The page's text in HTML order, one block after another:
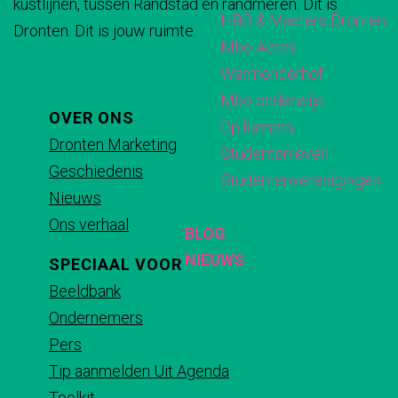
HBO & Masters Dronten
Mbo Aeres
Warmonderhof
Mbo onderwijs
Op kamers
Studentenleven
Studentenverenigingen
BLOG
NIEUWS
i
n
i
n
p
X
i
n
p
e
-
m
a
l
i
n
p
W
h
t
A
p
p
kustlijnen, tussen Randstad en randmeren. Dit is
Dronten. Dit is jouw ruimte.
OVER ONS
Dronten Marketing
Geschiedenis
Nieuws
Ons verhaal
SPECIAAL VOOR
Beeldbank
Ondernemers
Pers
Tip aanmelden Uit Agenda